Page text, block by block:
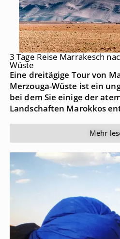
3 Tage Reise Marrakesch
Wüste
Eine dreitägige Tour von
Merzouga-Wüste ist ein
bei dem Sie einige der
Landschaften Marokkos
Mehr